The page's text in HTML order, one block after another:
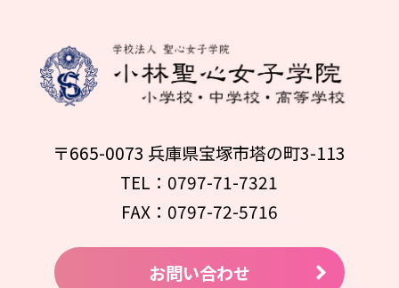
〒665-0073 兵庫県宝塚市塔の町3-113
TEL：0797-71-7321
FAX：0797-72-5716
お問い合わせ